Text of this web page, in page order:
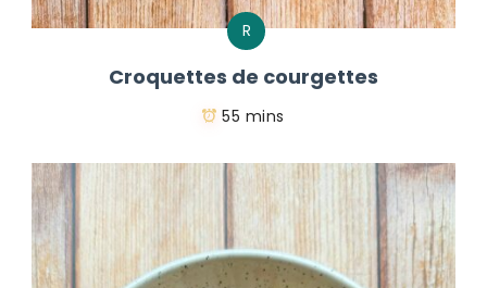
R
Croquettes de courgettes
55 mins